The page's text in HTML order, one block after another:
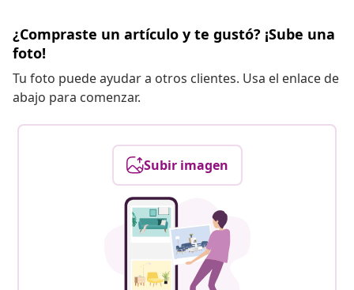
¿Compraste un artículo y te gustó? ¡Sube una
foto!
Tu foto puede ayudar a otros clientes. Usa el enlace de
abajo para comenzar.
Subir imagen